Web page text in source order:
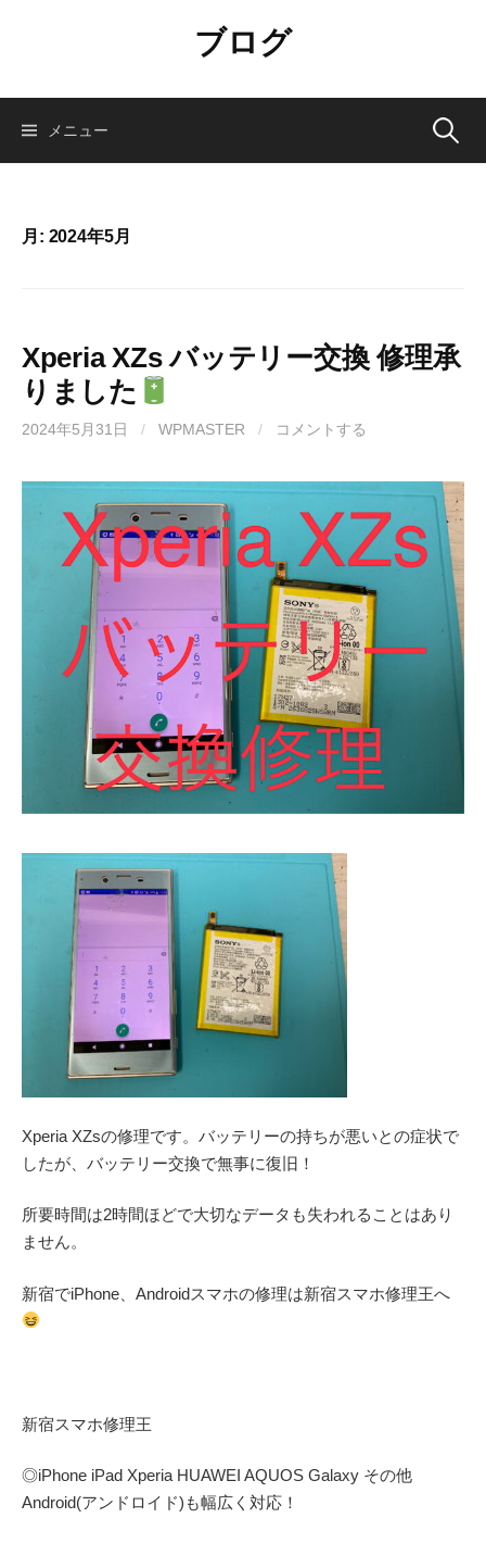
ン
ブログ
メニュー 検
月: 2024年5月
Xperia XZs バッテリー交換 修理承
りました
2024年5月31日 / WPMASTER / コメントする
Xperia XZsの修理です。バッテリーの持ちが悪いとの症状で
したが、バッテリー交換で無事に復旧！
所要時間は2時間ほどで大切なデータも失われることはあり
ません。
新宿でiPhone、Androidスマホの修理は新宿スマホ修理王へ
新宿スマホ修理王
◎iPhone iPad Xperia HUAWEI AQUOS Galaxy その他
Android(アンドロイド) も幅広く対応！